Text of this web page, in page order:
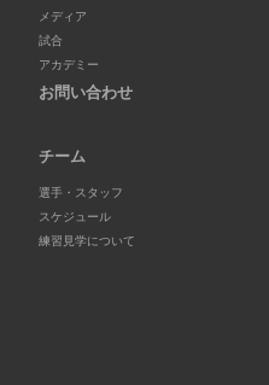
メディア
試合
アカデミー
お問い合わせ
チーム
選手・スタッフ
スケジュール
練習見学について